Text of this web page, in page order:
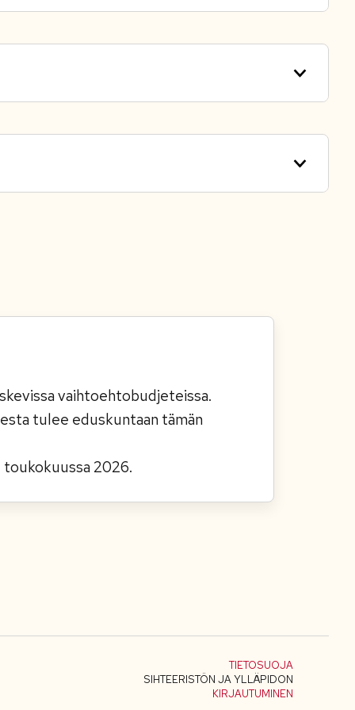
vaihtoehtobudjeteissa.
tulee eduskuntaan tämän
2026.
TIETOSUOJA
SIHTEERISTÖN JA YLLÄPIDON
KIRJAUTUMINEN